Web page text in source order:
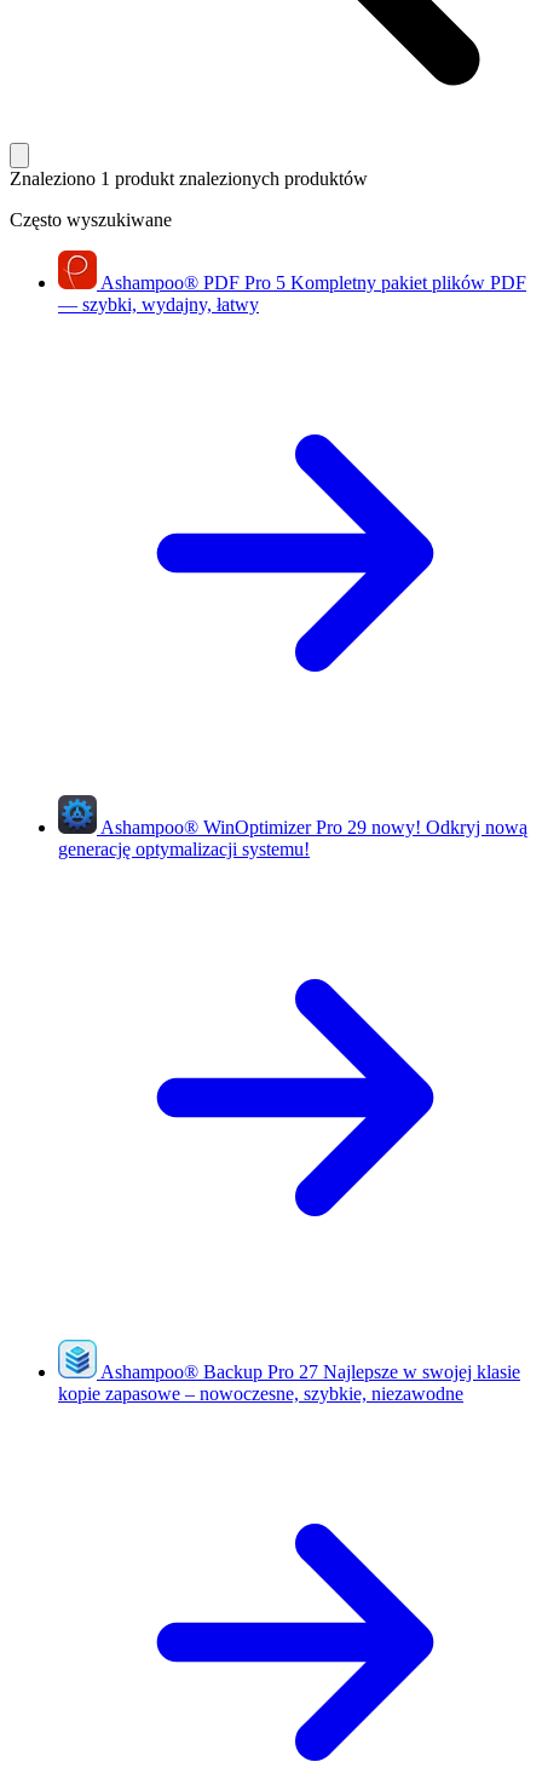
Znaleziono 1 produkt znalezionych produktów
Często wyszukiwane
Ashampoo® PDF Pro 5 Kompletny pakiet plików PDF
— szybki, wydajny, łatwy
Ashampoo® WinOptimizer Pro 29 nowy! Odkryj nową
generację optymalizacji systemu!
Ashampoo® Backup Pro 27 Najlepsze w swojej klasie
kopie zapasowe – nowoczesne, szybkie, niezawodne